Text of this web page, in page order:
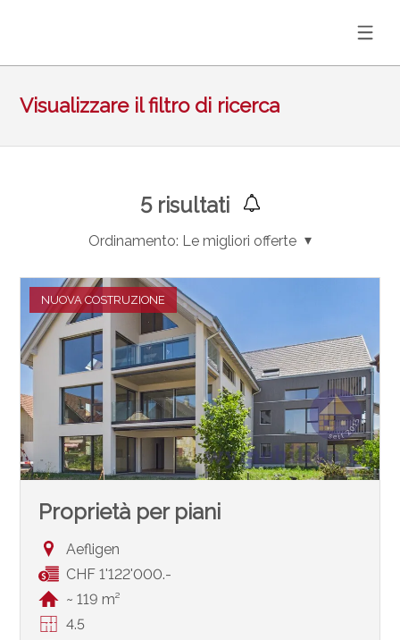
Visualizzare il filtro di ricerca
5risultati
Ordinamento: Le migliori offerte
NUOVA COSTRUZIONE
Proprietà per piani
Aefligen
CHF 1'122'000.-
~ 119 m²
4.5